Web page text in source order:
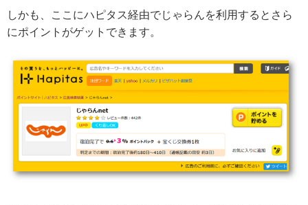
しかも、ここにハピタス経由でじゃらんを利用するとさら
にポイントがゲットできます。